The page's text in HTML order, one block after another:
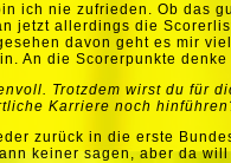
ich nie zufrieden. Ob das
jetzt allerdings die
davon geht es mir
An die Scorerpunkte
Trotzdem wirst du für
Karriere noch
zurück in die erste
keiner sagen, aber da